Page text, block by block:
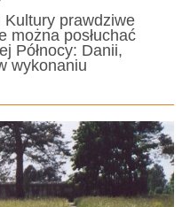
prawdziwe
można posłuchać
Północy: Danii,
wykonaniu